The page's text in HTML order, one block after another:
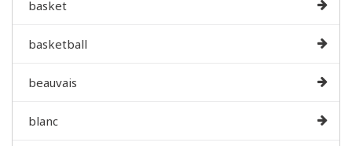
basket
basketball
beauvais
blanc